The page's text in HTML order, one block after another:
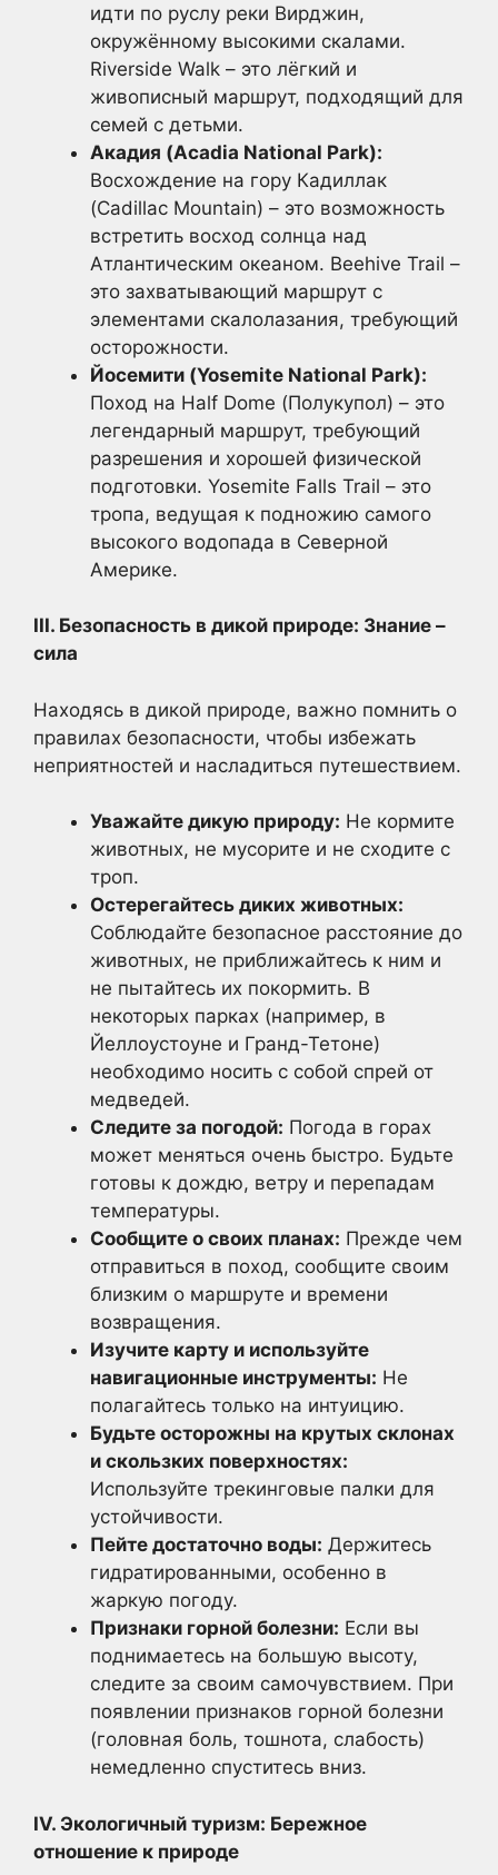
идти по руслу реки Вирджин,
окружённому высокими скалами.
Riverside Walk – это лёгкий и
живописный маршрут, подходящий для
семей с детьми.
Акадия (Acadia National Park):
Восхождение на гору Кадиллак
(Cadillac Mountain) – это возможность
встретить восход солнца над
Атлантическим океаном. Beehive Trail –
это захватывающий маршрут с
элементами скалолазания, требующий
осторожности.
Йосемити (Yosemite National Park):
Поход на Half Dome (Полукупол) – это
легендарный маршрут, требующий
разрешения и хорошей физической
подготовки. Yosemite Falls Trail – это
тропа, ведущая к подножию самого
высокого водопада в Северной
Америке.
III. Безопасность в дикой природе: Знание –
сила
Находясь в дикой природе, важно помнить о
правилах безопасности, чтобы избежать
неприятностей и насладиться путешествием.
Уважайте дикую природу: Не кормите
животных, не мусорите и не сходите с
троп.
Остерегайтесь диких животных:
Соблюдайте безопасное расстояние до
животных, не приближайтесь к ним и
не пытайтесь их покормить. В
некоторых парках (например, в
Йеллоустоуне и Гранд-Тетоне)
необходимо носить с собой спрей от
медведей.
Следите за погодой: Погода в горах
может меняться очень быстро. Будьте
готовы к дождю, ветру и перепадам
температуры.
Сообщите о своих планах: Прежде чем
отправиться в поход, сообщите своим
близким о маршруте и времени
возвращения.
Изучите карту и используйте
навигационные инструменты: Не
полагайтесь только на интуицию.
Будьте осторожны на крутых склонах
и скользких поверхностях:
Используйте трекинговые палки для
устойчивости.
Пейте достаточно воды: Держитесь
гидратированными, особенно в
жаркую погоду.
Признаки горной болезни: Если вы
поднимаетесь на большую высоту,
следите за своим самочувствием. При
появлении признаков горной болезни
(головная боль, тошнота, слабость)
немедленно спуститесь вниз.
IV. Экологичный туризм: Бережное
отношение к природе